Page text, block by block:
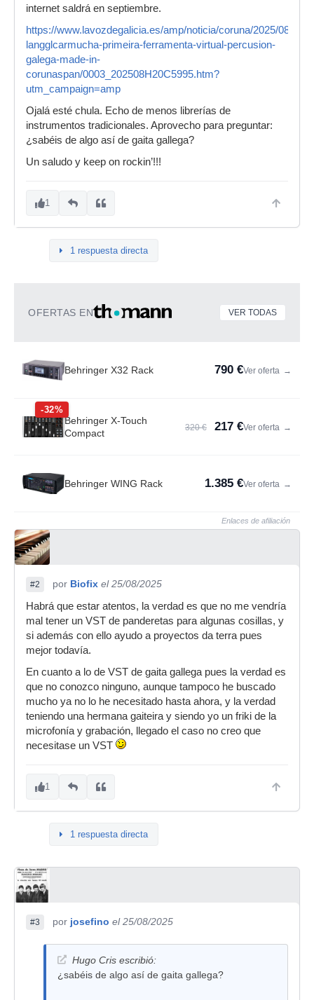
internet saldrá en septiembre.
https://www.lavozdegalicia.es/amp/noticia/coruna/2025/08/20/
langglcarmucha-primeira-ferramenta-virtual-percusion-
galega-made-in-
corunaspan/0003_202508H20C5995.htm?
utm_campaign=amp
Ojalá esté chula. Echo de menos librerías de
instrumentos tradicionales. Aprovecho para preguntar:
¿sabéis de algo así de gaita gallega?
Un saludo y keep on rockin’!!!
1
1 respuesta directa
OFERTAS EN VER TODAS
Behringer X32 Rack 790 €Ver oferta →
-32%
Behringer X-Touch
Compact
320 € 217 €Ver oferta →
Behringer WING Rack 1.385 €Ver oferta →
Enlaces de afiliación
#2 por Biofix el 25/08/2025
Habrá que estar atentos, la verdad es que no me vendría
mal tener un VST de panderetas para algunas cosillas, y
si además con ello ayudo a proyectos da terra pues
mejor todavía.
En cuanto a lo de VST de gaita gallega pues la verdad es
que no conozco ninguno, aunque tampoco he buscado
mucho ya no lo he necesitado hasta ahora, y la verdad
teniendo una hermana gaiteira y siendo yo un friki de la
microfonía y grabación, llegado el caso no creo que
necesitase un VST
1
1 respuesta directa
#3 por josefino el 25/08/2025
Hugo Cris escribió:
¿sabéis de algo así de gaita gallega?